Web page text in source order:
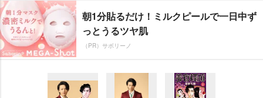
朝1分貼るだけ！ミルクピールで一日中ず
っとうるツヤ肌
（PR）サボリーノ